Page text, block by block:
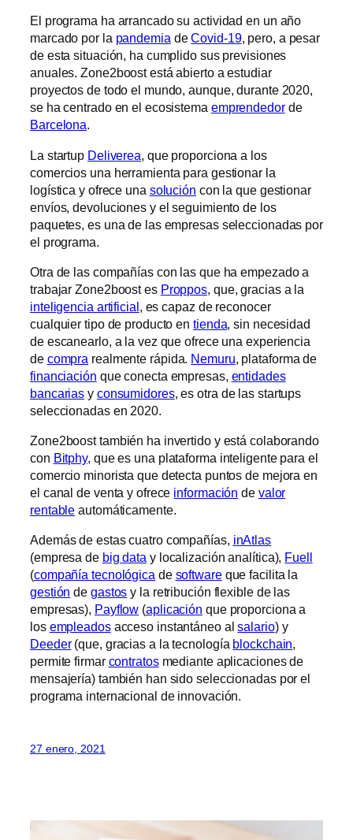
El programa ha arrancado su actividad en un año
marcado por la pandemia deCovid-19, pero, a pesar
de esta situación, ha cumplido sus previsiones
anuales. Zone2boost está abierto a estudiar
proyectos de todo el mundo, aunque, durante 2020,
se ha centrado en el ecosistema emprendedorde
Barcelona.
La startup Deliverea, que proporciona a los
comercios una herramienta para gestionar la
logística y ofrece una solución con la que gestionar
envíos, devoluciones y el seguimiento de los
paquetes, es una de las empresas seleccionadas por
el programa.
Otra de las compañías con las que ha empezado a
trabajar Zone2boost es Proppos, que, gracias a la
inteligencia artificial, es capaz de reconocer
cualquier tipo de producto en tienda, sin necesidad
de escanearlo, a la vez que ofrece una experiencia
de compra realmente rápida. Nemuru, plataforma de
financiación que conecta empresas, entidades
bancarias y consumidores, es otra de las startups
seleccionadas en 2020.
Zone2boost también ha invertido y está colaborando
con Bitphy, que es una plataforma inteligente para el
comercio minorista que detecta puntos de mejora en
el canal de venta y ofrece información de valor
rentable automáticamente.
Además de estas cuatro compañías, inAtlas
(empresa de big data y localización analítica), Fuell
(compañía tecnológica de softwareque facilita la
gestión de gastos y la retribución flexible de las
empresas), Payflow (aplicación que proporciona a
los empleadosacceso instantáneo alsalario) y
Deeder(que, gracias a la tecnología blockchain,
permite firmar contratosmediante aplicaciones de
mensajería) también han sido seleccionadas por el
programa internacional de innovación.
27 enero, 2021